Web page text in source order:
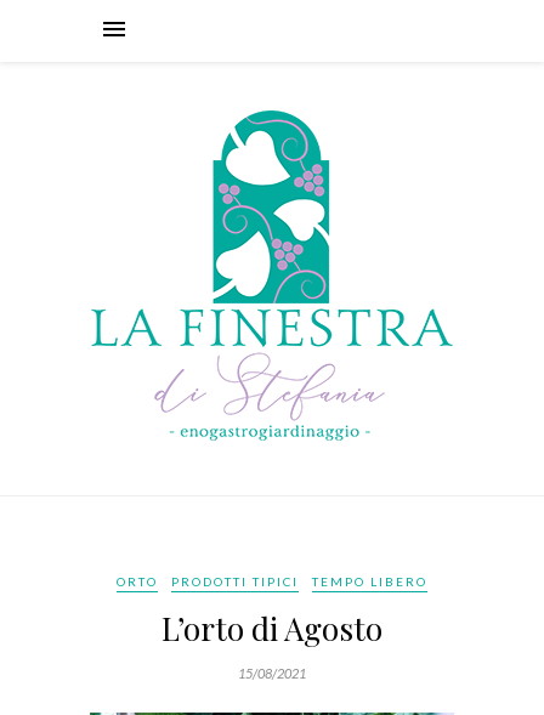
ORTO PRODOTTI TIPICI TEMPO LIBERO
L’orto di Agosto
15/08/2021